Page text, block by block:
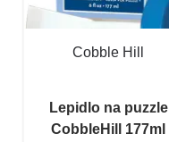
Cobble Hill
Lepidlo na puzzle
CobbleHill 177ml